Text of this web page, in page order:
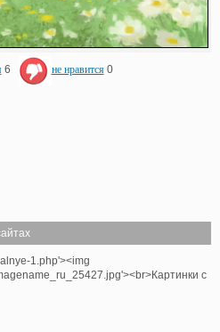
6 не нравится 0
1.php'><img
с